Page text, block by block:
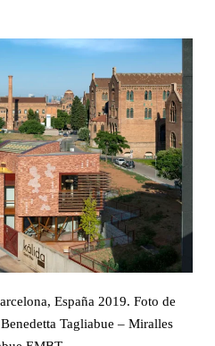
España 2019. Foto de
Tagliabue – Miralles